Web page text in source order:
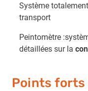
Système
transport
Peintomètre
détaillées sur la
Points forts